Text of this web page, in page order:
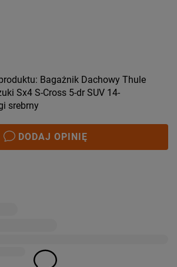
Bagażnik Dachowy Thule
Sx4 S-Cross 5-dr SUV 14-
srebrny
DODAJ OPINIĘ